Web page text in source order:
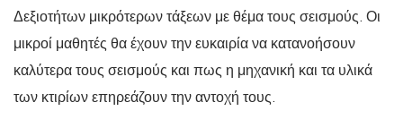
Δεξιοτήτων μικρότερων τάξεων με θέμα τους σεισμούς. Οι
μικροί μαθητές θα έχουν την ευκαιρία να κατανοήσουν
καλύτερα τους σεισμούς και πως η μηχανική και τα υλικά
των κτιρίων επηρεάζουν την αντοχή τους.